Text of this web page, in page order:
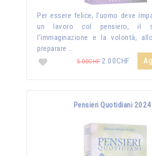
Per essere felice, l’uomo deve
un lavoro col pensiero, il
l’immaginazione e la volontà,
preparare …
5.00CHF2.00CHF
Pensieri Quotidiani 2024